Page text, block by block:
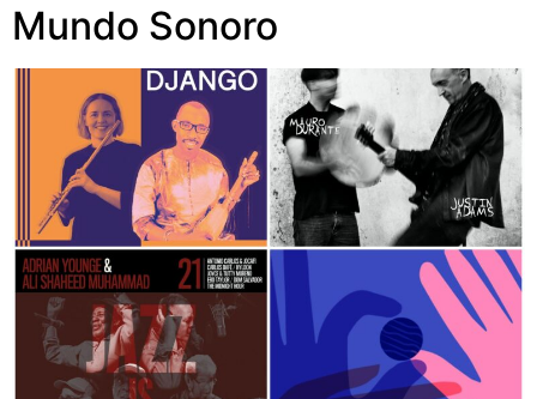
Mundo Sonoro